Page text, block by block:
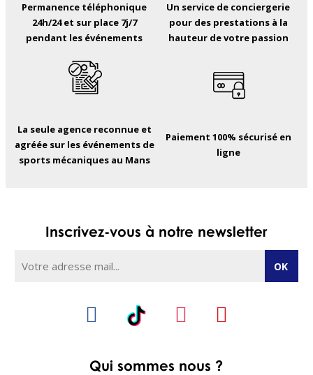
Permanence téléphonique
24h/24 et sur place 7j/7
pendant les événements
Un service de conciergerie
pour des prestations à la
hauteur de votre passion
La seule agence reconnue et
agréée sur les événements de
sports mécaniques au Mans
Paiement 100% sécurisé en
ligne
Qui sommes nous ?
Inscrivez-vous à notre newsletter